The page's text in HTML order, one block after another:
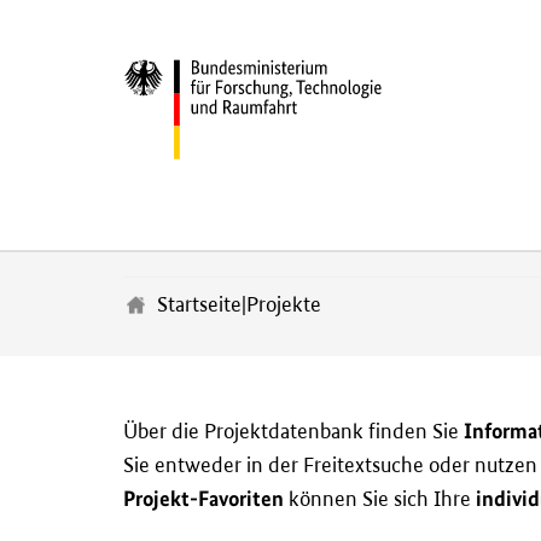
Startseite Projekte
Über die Projektdatenbank finden Sie
Sie entweder in der Freitextsuche oder
Projekt-Favoriten können Sie sich Ihre